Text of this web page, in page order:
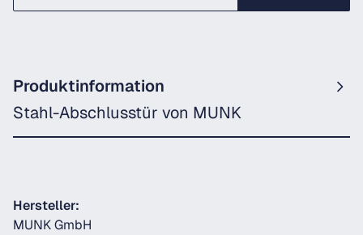
Produktinformation
Stahl-Abschlusstür von MUNK
Hersteller:
MUNK GmbH